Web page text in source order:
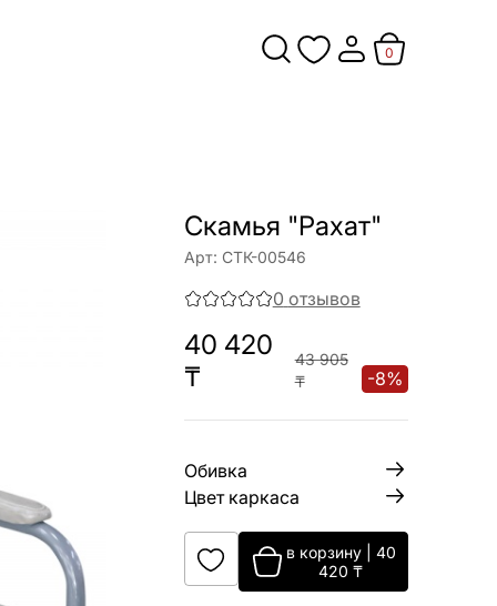
0
Скамья "Рахат"
Арт: СТК-00546
0 отзывов
40 420
₸
43 905
₸
-8%
Обивка
Цвет каркаса
в корзину| 40
420 ₸